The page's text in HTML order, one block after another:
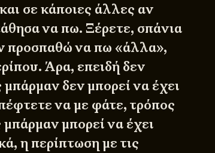
σε κάποιες άλλες αν
να πω. Ξέρετε, σπάνια
προσπαθώ να πω «άλλα»,
Άρα, επειδή δεν
δεν μπορεί να έχει
να με φάτε, τρόπος
μπορεί να έχει
η περίπτωση με τις